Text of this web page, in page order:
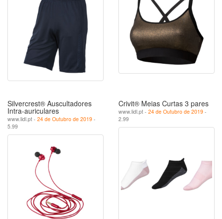
Silvercrest® Auscultadores
Intra-auriculares
www.lidl.pt - 24 de Outubro de 2019 -
5.99
Crivit® Meias Curtas 3 pares
www.lidl.pt - 24 de Outubro de 2019 -
2.99